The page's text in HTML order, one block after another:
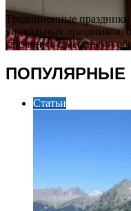
Традиционные
уникальных праздников,
связанных с местными
ПОПУЛЯРНЫЕ
Статьи